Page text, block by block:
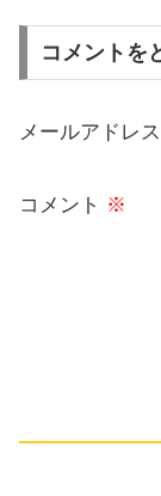
コメントを
メールアドレ
コメント ※